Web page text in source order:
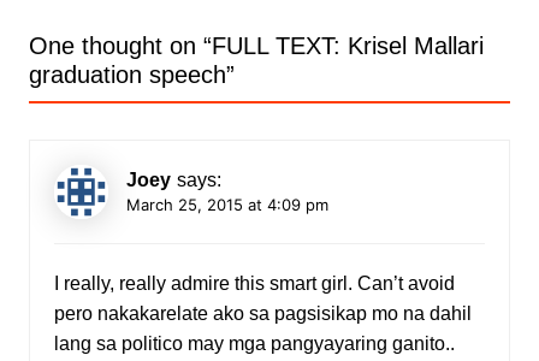
One thought on “FULL TEXT: Krisel Mallari
graduation speech”
Joey says:
March 25, 2015 at 4:09 pm
I really, really admire this smart girl. Can’t avoid
pero nakakarelate ako sa pagsisikap mo na dahil
lang sa politico may mga pangyayaring ganito..